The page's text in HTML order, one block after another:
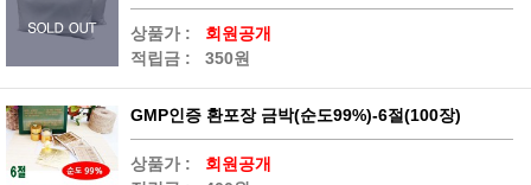
상품가 :
회원공개
적립금 :
350원
GMP인증 환포장 금박(순도99%)-6절(100장)
상품가 :
회원공개